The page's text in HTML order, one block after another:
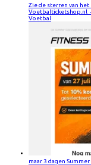
Zie de sterren van
Voetbalticketshop.nl
Voetbal
maar 3 dagen Summer